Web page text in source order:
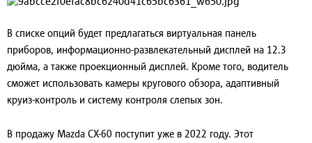
В списке опций будет предлагаться виртуальная панель
приборов, информационно-развлекательный дисплей на 12.3
дюйма, а также проекционный дисплей. Кроме того, водитель
сможет использовать камеры кругового обзора, адаптивный
круиз-контроль и систему контроля слепых зон.
В продажу Mazda CX-60 поступит уже в 2022 году. Этот